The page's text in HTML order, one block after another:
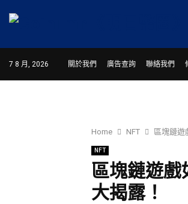
7 8 月, 2026 關於我們 廣告查詢 聯絡我們
Home NFT 區塊鏈遊
NFT
區塊鏈遊戲
大揭露！